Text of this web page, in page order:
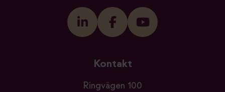
Kontakt
Ringvägen 100